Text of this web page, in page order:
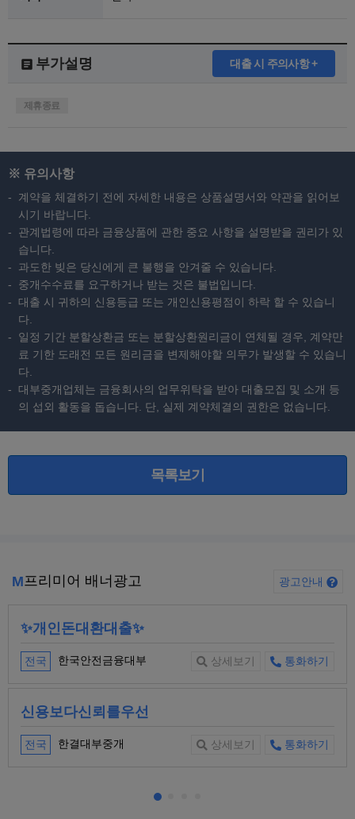
부가설명 대출 시 주의사항 +
제휴종료
※ 유의사항
계약을 체결하기 전에 자세한 내용은 상품설명서와 약관을 읽어보
시기 바랍니다.
관계법령에 따라 금융상품에 관한 중요 사항을 설명받을 권리가 있
습니다.
과도한 빚은 당신에게 큰 불행을 안겨줄 수 있습니다.
중개수수료를 요구하거나 받는 것은 불법입니다.
대출 시 귀하의 신용등급 또는 개인신용평점이 하락 할 수 있습니
다.
일정 기간 분할상환금 또는 분할상환원리금이 연체될 경우, 계약만
료 기한 도래전 모든 원리금을 변제해야할 의무가 발생할 수 있습니
다.
대부중개업체는 금융회사의 업무위탁을 받아 대출모집 및 소개 등
의 섭외 활동을 돕습니다. 단, 실제 계약체결의 권한은 없습니다.
목록보기
M프리미어 배너광고 광고안내
✨개인돈대환대출✨
전국 한국안전금융대부 상세보기 통화하기
신용보다신뢰를우선
전국 한결대부중개 상세보기 통화하기